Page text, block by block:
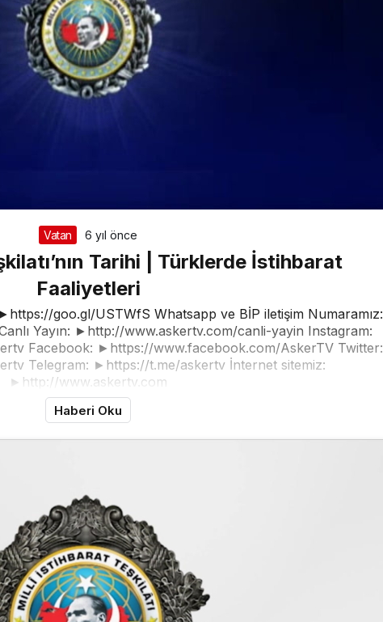
Vatan 6 yıl önce
Tarihi | Türklerde İstihbarat
Faaliyetleri
goo.gl/USTWfS Whatsapp ve BİP iletişim Numaramız:
Yayın: ►http://www.askertv.com/canli-yayin Instagram:
Facebook: ►https://www.facebook.com/AskerTV Twitter:
Telegram: ►https://t.me/askertv İnternet sitemiz:
►http://www.askertv.com
Haberi Oku